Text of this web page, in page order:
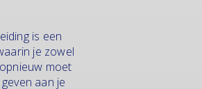
is een
je zowel
moet
aan je